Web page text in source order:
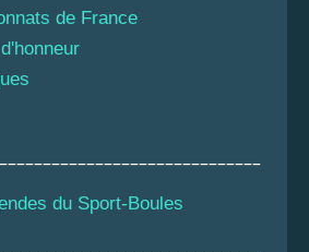
de France
du Sport-Boules